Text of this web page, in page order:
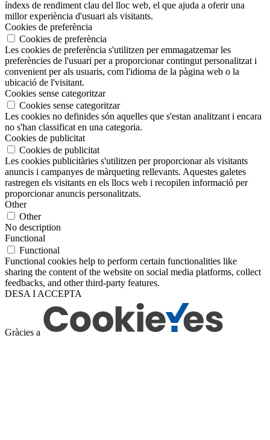
índexs de rendiment clau del lloc web, el que ajuda a oferir una
millor experiència d'usuari als visitants.
Cookies de preferència
Cookies de preferència
Les cookies de preferència s'utilitzen per emmagatzemar les
preferències de l'usuari per a proporcionar contingut personalitzat i
convenient per als usuaris, com l'idioma de la pàgina web o la
ubicació de l'visitant.
Cookies sense categoritzar
Cookies sense categoritzar
Les cookies no definides són aquelles que s'estan analitzant i encara
no s'han classificat en una categoria.
Cookies de publicitat
Cookies de publicitat
Les cookies publicitàries s'utilitzen per proporcionar als visitants
anuncis i campanyes de màrqueting rellevants. Aquestes galetes
rastregen els visitants en els llocs web i recopilen informació per
proporcionar anuncis personalitzats.
Other
Other
No description
Functional
Functional
Functional cookies help to perform certain functionalities like
sharing the content of the website on social media platforms, collect
feedbacks, and other third-party features.
DESA I ACCEPTA
Gràcies a